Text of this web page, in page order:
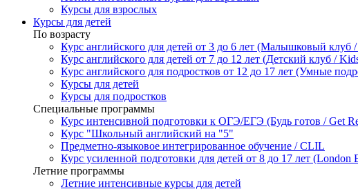
Курсы для взрослых
Курсы для детей
По возрасту
Курс английского для детей от 3 до 6 лет (Малышковый клуб
Курс английского для детей от 7 до 12 лет (Детский клуб /
Курс английского для подростков от 12 до 17 лет (Умные
Курсы для детей
Курсы для подростков
Специальные программы
Курс интенсивной подготовки к ОГЭ/ЕГЭ (Будь готов / Get
Курс "Школьный английский на "5"
Предметно-языковое интегрированное обучение / CLIL
Курс усиленной подготовки для детей от 8 до 17 лет (London
Летние программы
Летние интенсивные курсы для детей